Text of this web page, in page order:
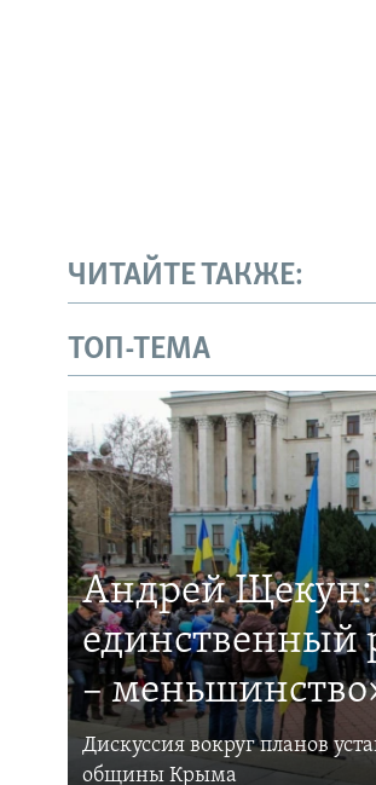
ЧИТАЙТЕ ТАКЖЕ:
ТОП-ТЕМА
Андрей
единственный
–
Дискуссия вокруг планов
общины Крыма